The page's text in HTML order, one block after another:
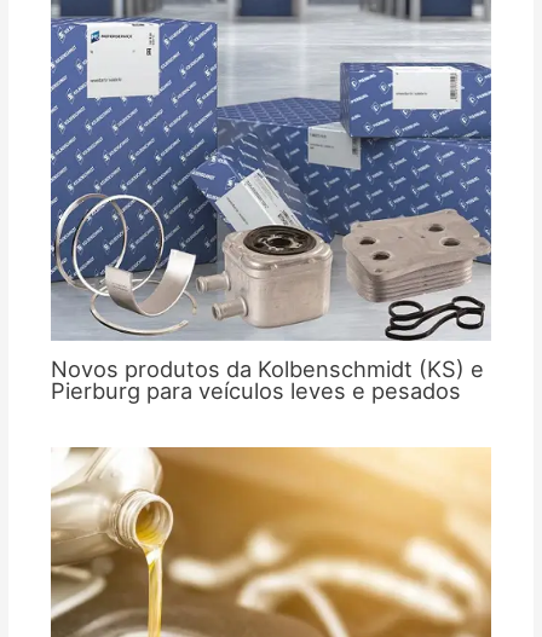
Novos produtos da Kolbenschmidt (KS) e
Pierburg para veículos leves e pesados